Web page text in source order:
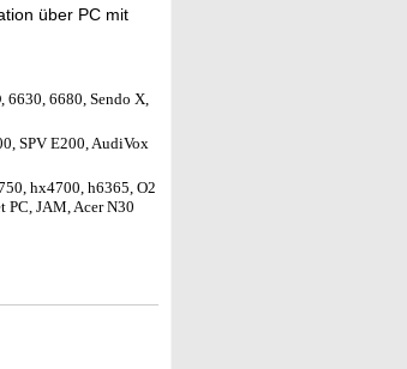
über PC mit
6630, 6680, Sendo X,
SPV E200, AudiVox
hx4700, h6365, O2
JAM, Acer N30